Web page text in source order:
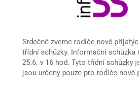
Srdečně zveme rodiče nové
třídní schůzky. Informační schůzka
25.6. v 16 hod. Tyto třídní schůzky
jsou určeny pouze pro rodiče nově